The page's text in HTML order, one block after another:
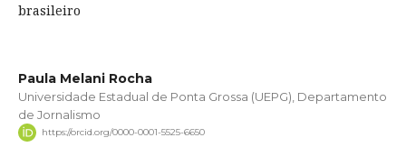
brasileiro
Paula Melani Rocha
Universidade Estadual de Ponta Grossa (UEPG), Departamento
de Jornalismo
https://orcid.org/0000-0001-5525-6650